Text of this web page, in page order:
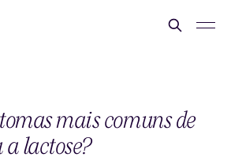
mais comuns de
lactose?